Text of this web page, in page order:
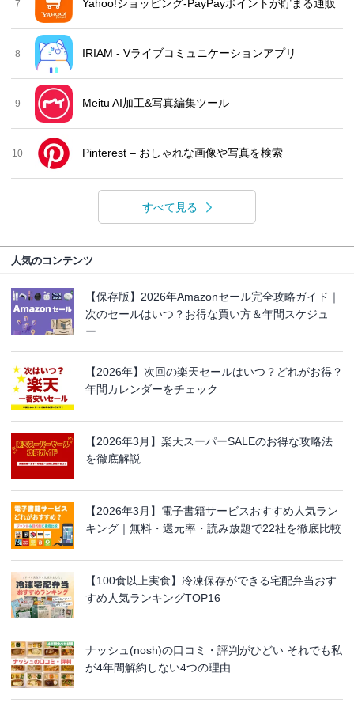
7 Yahoo!ショッピング-PayPayポイントが貯まる通販
8 IRIAM - Vライブコミュニケーションアプリ
9 Meitu AI加工&写真編集ツール
10 Pinterest – おしゃれな画像や写真を検索
すべて見る
人気のコンテンツ
【保存版】2026年Amazonセール完全攻略ガイド｜
次のセールはいつ？お得な買い方＆年間スケジュ
ー...
【2026年】次回の楽天セールはいつ？どれがお得？
年間カレンダーをチェック
【2026年3月】楽天スーパーSALEのお得な攻略法
を徹底解説
【2026年3月】電子書籍サービスおすすめ人気ラン
キング｜無料・還元率・読み放題で22社を徹底比較
【100食以上実食】冷凍保存ができる宅配弁当おす
すめ人気ランキングTOP16
ナッシュ(nosh)の口コミ・評判がひどい それでも私
が4年間解約しない4つの理由